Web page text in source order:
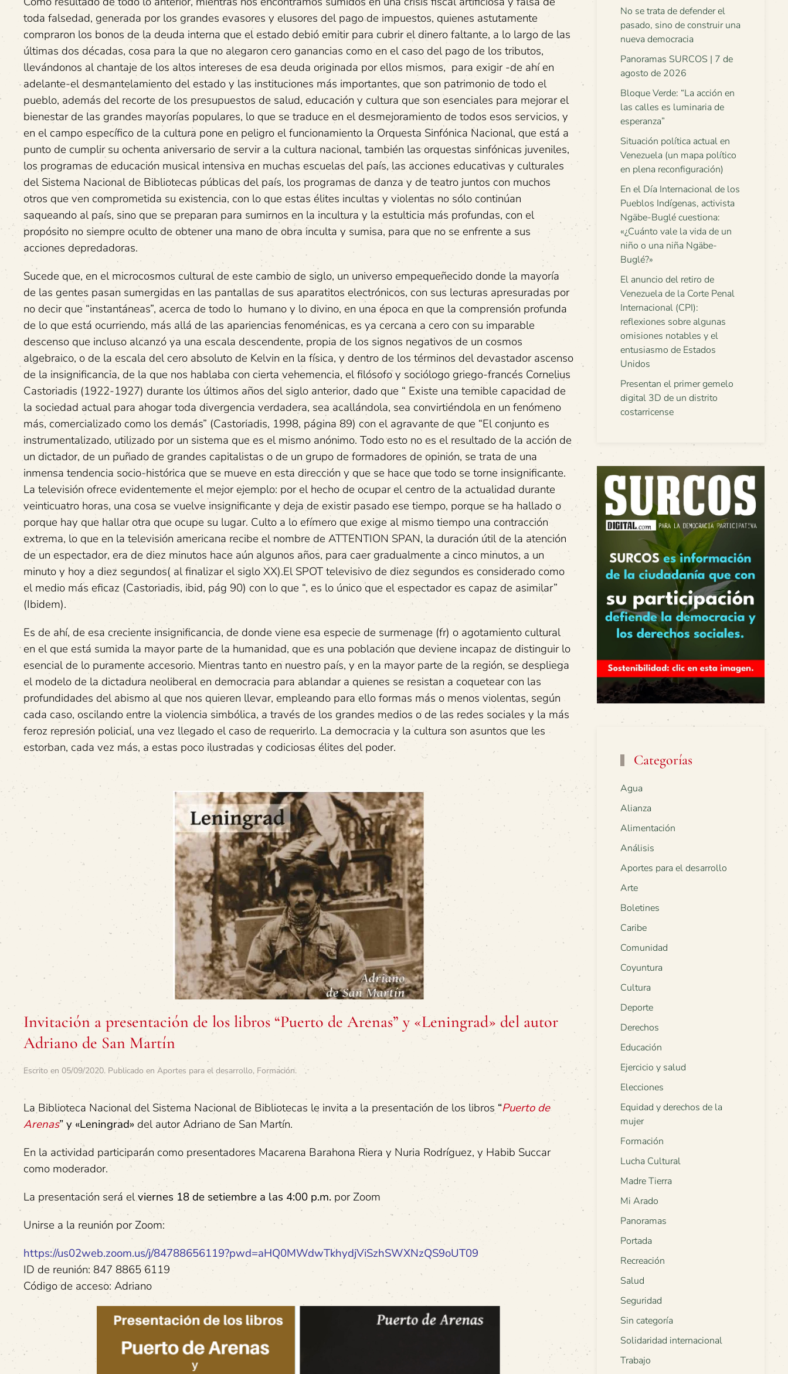
toda falsedad, generada por los grandes evasores y elusores del pago de impuestos, quienes astutamente
compraron los bonos de la deuda interna que el estado debió emitir para cubrir el dinero faltante, a lo largo de las
últimas dos décadas, cosa para la que no alegaron cero ganancias como en el caso del pago de los tributos,
llevándonos al chantaje de los altos intereses de esa deuda originada por ellos mismos, para exigir -de ahí en
adelante-el desmantelamiento del estado y las instituciones más importantes, que son patrimonio de todo el
pueblo, además del recorte de los presupuestos de salud, educación y cultura que son esenciales para mejorar el
bienestar de las grandes mayorías populares, lo que se traduce en el desmejoramiento de todos esos servicios, y
en el campo específico de la cultura pone en peligro el funcionamiento la Orquesta Sinfónica Nacional, que está a
punto de cumplir su ochenta aniversario de servir a la cultura nacional, también las orquestas sinfónicas juveniles,
los programas de educación musical intensiva en muchas escuelas del país, las acciones educativas y culturales
del Sistema Nacional de Bibliotecas públicas del país, los programas de danza y de teatro juntos con muchos
otros que ven comprometida su existencia, con lo que estas élites incultas y violentas no sólo continúan
saqueando al país, sino que se preparan para sumirnos en la incultura y la estulticia más profundas, con el
propósito no siempre oculto de obtener una mano de obra inculta y sumisa, para que no se enfrente a sus
acciones depredadoras.
Sucede que, en el microcosmos cultural de este cambio de siglo, un universo empequeñecido donde la mayoría
de las gentes pasan sumergidas en las pantallas de sus aparatitos electrónicos, con sus lecturas apresuradas por
no decir que “instantáneas”, acerca de todo lo humano y lo divino, en una época en que la comprensión profunda
de lo que está ocurriendo, más allá de las apariencias fenoménicas, es ya cercana a cero con su imparable
descenso que incluso alcanzó ya una escala descendente, propia de los signos negativos de un cosmos
algebraico, o de la escala del cero absoluto de Kelvin en la física, y dentro de los términos del devastador ascenso
de la insignificancia, de la que nos hablaba con cierta vehemencia, el filósofo y sociólogo griego-francés Cornelius
Castoriadis (1922-1927) durante los últimos años del siglo anterior, dado que “ Existe una temible capacidad de
la sociedad actual para ahogar toda divergencia verdadera, sea acallándola, sea convirtiéndola en un fenómeno
más, comercializado como los demás” (Castoriadis, 1998, página 89) con el agravante de que “El conjunto es
instrumentalizado, utilizado por un sistema que es el mismo anónimo. Todo esto no es el resultado de la acción de
un dictador, de un puñado de grandes capitalistas o de un grupo de formadores de opinión, se trata de una
inmensa tendencia socio-histórica que se mueve en esta dirección y que se hace que todo se torne insignificante.
La televisión ofrece evidentemente el mejor ejemplo: por el hecho de ocupar el centro de la actualidad durante
veinticuatro horas, una cosa se vuelve insignificante y deja de existir pasado ese tiempo, porque se ha hallado o
porque hay que hallar otra que ocupe su lugar. Culto a lo efímero que exige al mismo tiempo una contracción
extrema, lo que en la televisión americana recibe el nombre de ATTENTION SPAN, la duración útil de la atención
de un espectador, era de diez minutos hace aún algunos años, para caer gradualmente a cinco minutos, a un
minuto y hoy a diez segundos( al finalizar el siglo XX).El SPOT televisivo de diez segundos es considerado como
el medio más eficaz (Castoriadis, ibid, pág 90) con lo que “, es lo único que el espectador es capaz de asimilar”
(Ibidem).
Es de ahí, de esa creciente insignificancia, de donde viene esa especie de surmenage (fr) o agotamiento cultural
en el que está sumida la mayor parte de la humanidad, que es una población que deviene incapaz de distinguir lo
esencial de lo puramente accesorio. Mientras tanto en nuestro país, y en la mayor parte de la región, se despliega
el modelo de la dictadura neoliberal en democracia para ablandar a quienes se resistan a coquetear con las
profundidades del abismo al que nos quieren llevar, empleando para ello formas más o menos violentas, según
cada caso, oscilando entre la violencia simbólica, a través de los grandes medios o de las redes sociales y la más
feroz represión policial, una vez llegado el caso de requerirlo. La democracia y la cultura son asuntos que les
estorban, cada vez más, a estas poco ilustradas y codiciosas élites del poder.
Invitación a presentación de los libros “Puerto de Arenas” y «Leningrad» del autor
Adriano de San Martín
Escrito en 05/09/2020. Publicado en Aportes para el desarrollo, Formación.
La Biblioteca Nacional del Sistema Nacional de Bibliotecas le invita a la presentación de los libros “Puerto de
Arenas” y «Leningrad» del autor Adriano de San Martín.
En la actividad participarán como presentadores Macarena Barahona Riera y Nuria Rodríguez, y Habib Succar
como moderador.
La presentación será elviernes 18de setiembre a las 4:00 p.m. por Zoom
Unirse a la reunión por Zoom:
https://us02web.zoom.us/j/84788656119?pwd=aHQ0MWdwTkhydjViSzhSWXNzQS9oUT09
ID de reunión: 847 8865 6119
Código de acceso: Adriano
No se trata de defender el
pasado, sino de construir una
nueva democracia
Panoramas SURCOS | 7 de
agosto de 2026
Bloque Verde: “La acción en
las calles es luminaria de
esperanza”
Situación política actual en
Venezuela (un mapa político
en plena reconfiguración)
En el Día Internacional de los
Pueblos Indígenas, activista
Ngäbe-Buglé cuestiona:
«¿Cuánto vale la vida de un
niño o una niña Ngäbe-
Buglé?»
El anuncio del retiro de
Venezuela de la Corte Penal
Internacional (CPI):
reflexiones sobre algunas
omisiones notables y el
entusiasmo de Estados
Unidos
Presentan el primer gemelo
digital 3D de un distrito
costarricense
Categorías
Agua
Alianza
Alimentación
Análisis
Aportes para el desarrollo
Arte
Boletines
Caribe
Comunidad
Coyuntura
Cultura
Deporte
Derechos
Educación
Ejercicio y salud
Elecciones
Equidad y derechos de la
mujer
Formación
Lucha Cultural
Madre Tierra
Mi Arado
Panoramas
Portada
Recreación
Salud
Seguridad
Sin categoría
Solidaridad internacional
Trabajo